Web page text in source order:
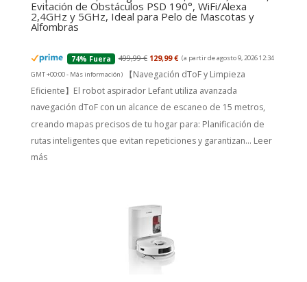
Evitación de Obstáculos PSD 190°, WiFi/Alexa
2,4GHz y 5GHz, Ideal para Pelo de Mascotas y
Alfombras
74% Fuera 499,99 € 129,99 € (a partir de agosto 9, 2026 12:34
GMT +00:00 - Más información)
【Navegación dToF y Limpieza
Eficiente】El robot aspirador Lefant utiliza avanzada
navegación dToF con un alcance de escaneo de 15 metros,
creando mapas precisos de tu hogar para: Planificación de
rutas inteligentes que evitan repeticiones y garantizan... Leer
más